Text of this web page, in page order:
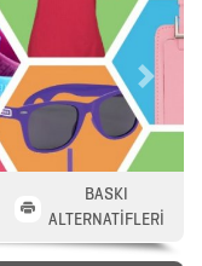
Next
BASKI
ALTERNATİFLERİ